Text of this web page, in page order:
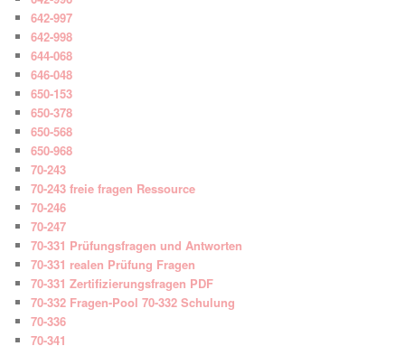
642-997
642-998
644-068
646-048
650-153
650-378
650-568
650-968
70-243
70-243 freie fragen Ressource
70-246
70-247
70-331 Prüfungsfragen und Antworten
70-331 realen Prüfung Fragen
70-331 Zertifizierungsfragen PDF
70-332 Fragen-Pool 70-332 Schulung
70-336
70-341